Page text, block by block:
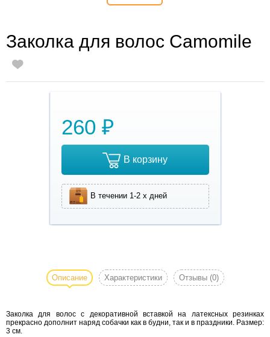
Заколка для волос Camomile
260 ₽
В корзину
В течении 1-2 х дней
декоративной
резинках
прекрасно
Описание Характеристики Отзывы (0)
Заколка для волос с декоративной вставкой на латексных резинках
прекрасно дополнит наряд собачки как в будни, так и в праздники. Размер:
3 см.